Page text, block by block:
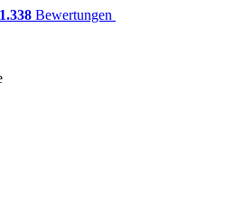
1.338 Bewertungen